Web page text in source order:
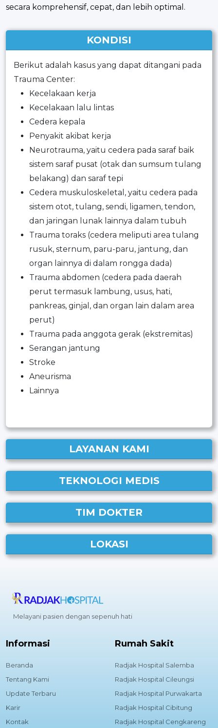
secara komprehensif, cepat, dan lebih optimal.
KONDISI
Berikut adalah kasus yang dapat ditangani pada
Trauma Center:
Kecelakaan kerja
Kecelakaan lalu lintas
Cedera kepala
Penyakit akibat kerja
Neurotrauma, yaitu cedera pada saraf baik
sistem saraf pusat (otak dan sumsum tulang
belakang) dan saraf tepi
Cedera muskuloskeletal, yaitu cedera pada
sistem otot, tulang, sendi, ligamen, tendon,
dan jaringan lunak lainnya dalam tubuh
Trauma toraks (cedera meliputi area tulang
rusuk, sternum, paru-paru, jantung, dan
organ lainnya di dalam rongga dada)
Trauma abdomen (cedera pada daerah
perut termasuk lambung, usus, hati,
pankreas, ginjal, dan organ lain dalam area
perut)
Trauma pada anggota gerak (ekstremitas)
Serangan jantung
Stroke
Aneurisma
Lainnya
LAYANAN KAMI
TEKNOLOGI MEDIS
TIM DOKTER
LOKASI
Melayani pasien dengan sepenuh hati
Informasi
Beranda
Tentang Kami
Update Terbaru
Karir
Kontak
Rumah Sakit
Radjak Hospital Salemba
Radjak Hospital Cileungsi
Radjak Hospital Purwakarta
Radjak Hospital Cibitung
Radjak Hospital Cengkareng